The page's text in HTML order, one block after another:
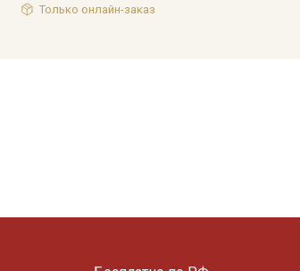
Только онлайн-заказ